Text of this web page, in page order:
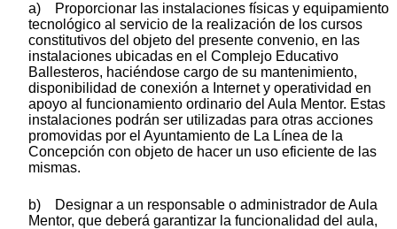
a) Proporcionar las instalaciones físicas y equipamiento
tecnológico al servicio de la realización de los cursos
constitutivos del objeto del presente convenio, en las
instalaciones ubicadas en el Complejo Educativo
Ballesteros, haciéndose cargo de su mantenimiento,
disponibilidad de conexión a Internet y operatividad en
apoyo al funcionamiento ordinario del Aula Mentor. Estas
instalaciones podrán ser utilizadas para otras acciones
promovidas por el Ayuntamiento de La Línea de la
Concepción con objeto de hacer un uso eficiente de las
mismas.
b) Designar a un responsable o administrador de Aula
Mentor, que deberá garantizar la funcionalidad del aula,